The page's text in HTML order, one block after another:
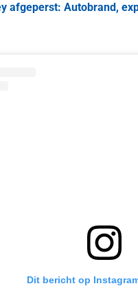
afgeperst: Autobrand,
Dit bericht op